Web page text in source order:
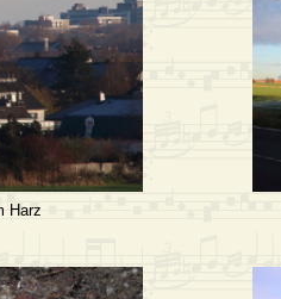
Harz